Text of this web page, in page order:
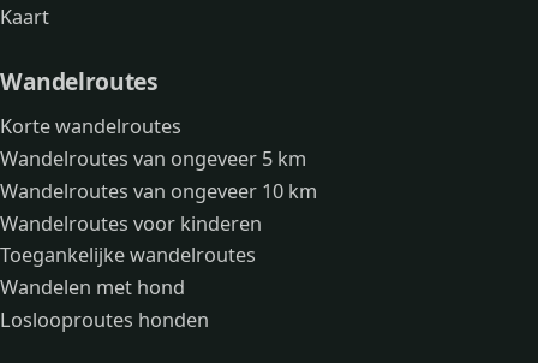
Kaart
Wandelroutes
Korte wandelroutes
Wandelroutes van ongeveer 5 km
Wandelroutes van ongeveer 10 km
Wandelroutes voor kinderen
Toegankelijke wandelroutes
Wandelen met hond
Loslooproutes honden